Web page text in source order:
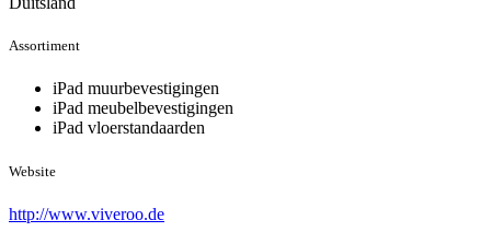
Assortiment
iPad muurbevestigingen
iPad meubelbevestigingen
iPad vloerstandaarden
Website
http://www.viveroo.de